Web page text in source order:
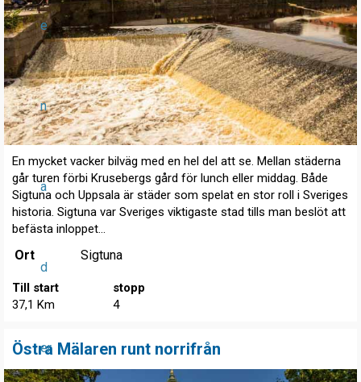
e
n
a
d
er
En mycket vacker bilväg med en hel del att se. Mellan städerna
går turen förbi Krusebergs gård för lunch eller middag. Både
Sigtuna och Uppsala är städer som spelat en stor roll i Sveriges
historia. Sigtuna var Sveriges viktigaste stad tills man beslöt att
befästa inloppet...
Ort Sigtuna
Till start
37,1 Km
stopp
4
Östra Mälaren runt norrifrån
s